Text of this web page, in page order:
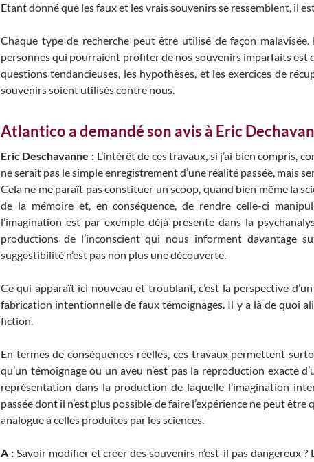
Etant donné que les faux et les vrais souvenirs se ressemblent, il
Chaque type de recherche peut être utilisé de façon
personnes qui pourraient profiter de nos souvenirs imparfaits est
questions tendancieuses, les hypothèses, et les exercices de
souvenirs soient utilisés contre nous.
Atlantico a demandé son avis à Eric
Eric Deschavanne : L’intérêt de ces travaux, si j’ai bien compris,
ne serait pas le simple enregistrement d’une réalité passée, mais
Cela ne me paraît pas constituer un scoop, quand bien même la
de la mémoire et, en conséquence, de rendre celle-ci
l’imagination est par exemple déjà présente dans la
productions de l’inconscient qui nous informent davantage
suggestibilité n’est pas non plus une découverte.
Ce qui apparaît ici nouveau et troublant, c’est la perspective
fabrication intentionnelle de faux témoignages. Il y a là de quoi
fiction.
En termes de conséquences réelles, ces travaux permettent
qu’un témoignage ou un aveu n’est pas la reproduction exacte
représentation dans la production de laquelle l’imagination
passée dont il n’est plus possible de faire l’expérience ne peut
analogue à celles produites par les sciences.
A :Savoir modifier et créer des souvenirs n’est-il pas dangereux